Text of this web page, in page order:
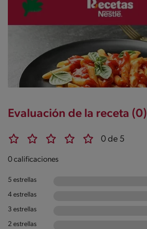
Evaluación de la receta (0)
0 de 5
0 calificaciones
5 estrellas
4 estrellas
3 estrellas
2 estrellas